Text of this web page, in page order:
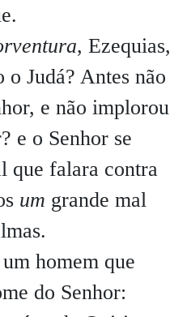
, Ezequias,
o Judá? Antes não
e não implorou
e o Senhor se
que falara contra
um grande mal
homem que
do Senhor: